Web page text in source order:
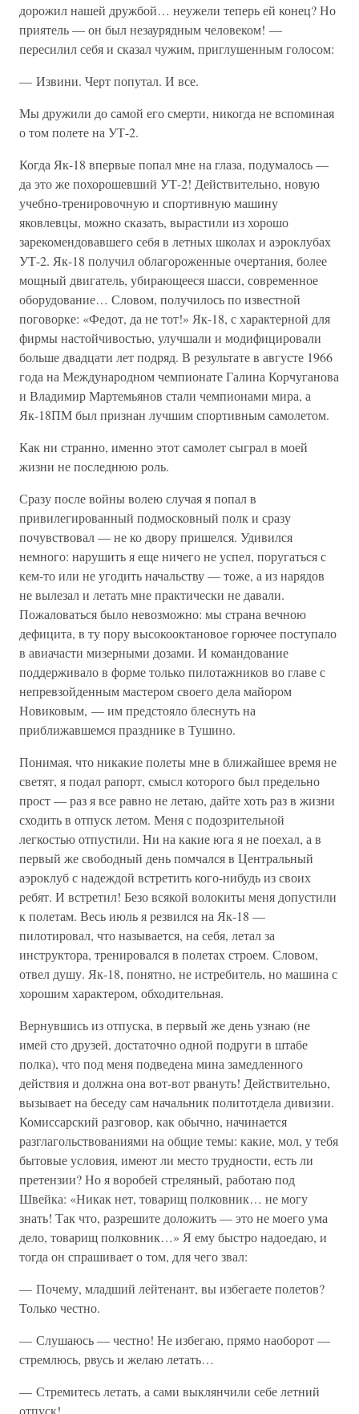
дорожил нашей дружбой… неужели теперь ей конец? Но
приятель — он был незаурядным человеком! —
пересилил себя и сказал чужим, приглушенным голосом:
— Извини. Черт попутал. И все.
Мы дружили до самой его смерти, никогда не вспоминая
о том полете на УТ-2.
Когда Як-18 впервые попал мне на глаза, подумалось —
да это же похорошевший УТ-2! Действительно, новую
учебно-тренировочную и спортивную машину
яковлевцы, можно сказать, вырастили из хорошо
зарекомендовавшего себя в летных школах и аэроклубах
УТ-2. Як-18 получил облагороженные очертания, более
мощный двигатель, убирающееся шасси, современное
оборудование… Словом, получилось по известной
поговорке: «Федот, да не тот!» Як-18, с характерной для
фирмы настойчивостью, улучшали и модифицировали
больше двадцати лет подряд. В результате в августе 1966
года на Международном чемпионате Галина Корчуганова
и Владимир Мартемьянов стали чемпионами мира, а
Як-18ПМ был признан лучшим спортивным самолетом.
Как ни странно, именно этот самолет сыграл в моей
жизни не последнюю роль.
Сразу после войны волею случая я попал в
привилегированный подмосковный полк и сразу
почувствовал — не ко двору пришелся. Удивился
немного: нарушить я еще ничего не успел, поругаться с
кем-то или не угодить начальству — тоже, а из нарядов
не вылезал и летать мне практически не давали.
Пожаловаться было невозможно: мы страна вечною
дефицита, в ту пору высокооктановое горючее поступало
в авиачасти мизерными дозами. И командование
поддерживало в форме только пилотажников во главе с
непревзойденным мастером своего дела майором
Новиковым, — им предстояло блеснуть на
приближавшемся празднике в Тушино.
Понимая, что никакие полеты мне в ближайшее время не
светят, я подал рапорт, смысл которого был предельно
прост — раз я все равно не летаю, дайте хоть раз в жизни
сходить в отпуск летом. Меня с подозрительной
легкостью отпустили. Ни на какие юга я не поехал, а в
первый же свободный день помчался в Центральный
аэроклуб с надеждой встретить кого-нибудь из своих
ребят. И встретил! Безо всякой волокиты меня допустили
к полетам. Весь июль я резвился на Як-18 —
пилотировал, что называется, на себя, летал за
инструктора, тренировался в полетах строем. Словом,
отвел душу. Як-18, понятно, не истребитель, но машина с
хорошим характером, обходительная.
Вернувшись из отпуска, в первый же день узнаю (не
имей сто друзей, достаточно одной подруги в штабе
полка), что под меня подведена мина замедленного
действия и должна она вот-вот рвануть! Действительно,
вызывает на беседу сам начальник политотдела дивизии.
Комиссарский разговор, как обычно, начинается
разглагольствованиями на общие темы: какие, мол, у тебя
бытовые условия, имеют ли место трудности, есть ли
претензии? Но я воробей стреляный, работаю под
Швейка: «Никак нет, товарищ полковник… не могу
знать! Так что, разрешите доложить — это не моего ума
дело, товарищ полковник…» Я ему быстро надоедаю, и
тогда он спрашивает о том, для чего звал:
— Почему, младший лейтенант, вы избегаете полетов?
Только честно.
— Слушаюсь — честно! Не избегаю, прямо наоборот —
стремлюсь, рвусь и желаю летать…
— Стремитесь летать, а сами выклянчили себе летний
отпуск!